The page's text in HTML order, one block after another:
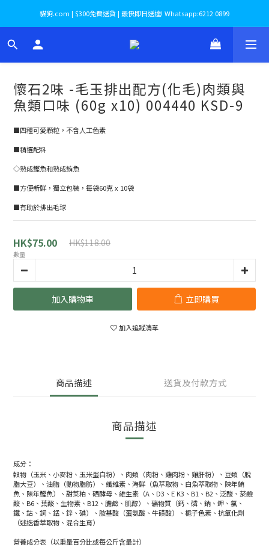
貓狗.com | $300免費送貨 | 最快即日送達! Whatsapp:6212 0899
懷石2味 -毛玉排出配方(化毛)肉類與
魚類口味 (60g x10) 004440 KSD-9
■四種可愛顆粒，不含人工色素
■精選配料
◇熟成鰹魚和熟成鮪魚
■方便新鮮，獨立包裝，每袋60克 x 10袋
■有助於排出毛球
HK$75.00 HK$118.00
數量
加入購物車 立即購買
加入追蹤清單
商品描述 送貨及付款方式
商品描述
成分：
穀物（玉米、小麥粉、玉米蛋白粉）、肉類（肉粉、雞肉粉、雞肝粉）、豆類（脫
脂大豆）、油脂（動物脂肪）、纖維素、海鮮（魚萃取物、白魚萃取物、陳年鮪
魚、陳年鰹魚）、甜菜粕、硒酵母、維生素（A、D3、E K3、B1、B2、泛酸、菸鹼
酸、B6、葉酸、生物素、B12、膽鹼、肌醇）、礦物質（鈣、磷、鈉、鉀、氯、
鐵、鈷、銅、錳、鋅、碘）、胺基酸（蛋氨酸、牛磺酸）、梔子色素、抗氧化劑
（迷迭香萃取物、混合生育）
營養成分表（以重量百分比或每公斤含量計）